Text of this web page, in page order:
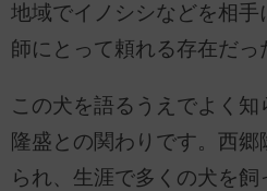
地域でイノシシなどを相手
師にとって頼れる存在だっ
この犬を語るうえでよく
隆盛との関わりです。西
られ、生涯で多くの犬を飼